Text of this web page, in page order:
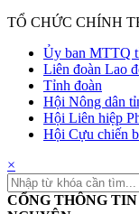
TỔ CHỨC CHÍNH
Ủy ban MTTQ
Liên đoàn Lao
Tỉnh đoàn
Hội Nông dân
Hội Liên hiệp
Hội Cựu chiến
×
CỔNG THÔNG